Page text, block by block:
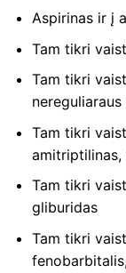
Aspirinas ir į
Tam tikri
Tam tikri
Tam tikri
amitriptilinas,
Tam tikri
gliburidas
Tam tikri